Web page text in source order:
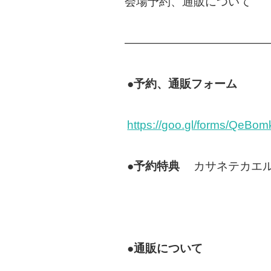
●予約、通販フォーム
https://goo.gl/forms/
●予約特典 カサネテカエ
●通販について